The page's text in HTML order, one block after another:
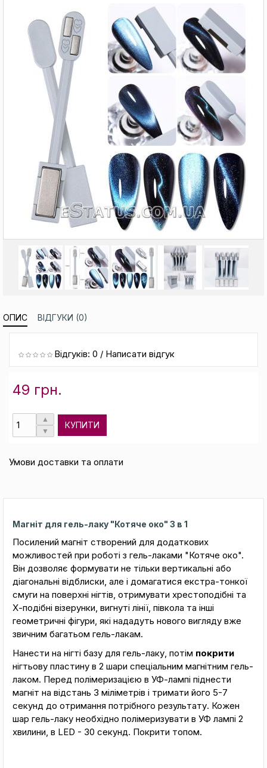
ОПИС ВІДГУКИ (0)
Відгуків: 0 / Написати відгук
49 грн.
КУПИТИ
Умови доставки та оплати
Магніт для гель-лаку "Котяче око" 3 в 1
Посилений магніт створений для додаткових
можливостей при роботі з гель-лаками "Котяче око".
Він дозволяє формувати не тільки вертикальні або
діагональні відблиски, але і домагатися екстра-тонкої
смуги на поверхні нігтів, отримувати хрестоподібні та
Х-подібні візерунки, вигнуті лінії, півкола та інші
геометричні фігури, які нададуть нового вигляду вже
звичним багатьом гель-лакам.
Нанести на нігті базу для гель-лаку, потім покрити
нігтьову пластину в 2 шари спеціальним магнітним гель-
лаком. Перед полімеризацією в УФ-лампі піднести
магніт на відстань 3 міліметрів і тримати його 5-7
секунд до отримання потрібного результату. Кожен
шар гель-лаку необхідно полімеризувати в УФ лампі 2
хвилини, в LED - 30 секунд. Покрити топом.